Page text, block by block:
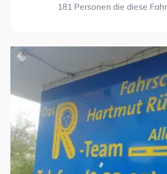
181 Personen die diese